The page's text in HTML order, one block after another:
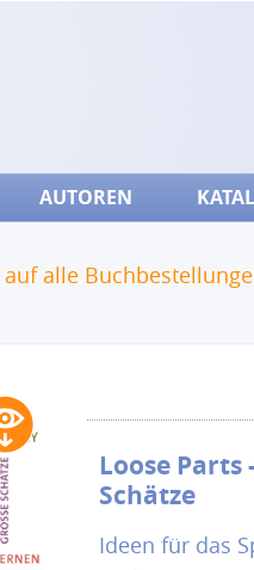
AUTOREN
auf alle
Loose
Schätze
Ideen für das